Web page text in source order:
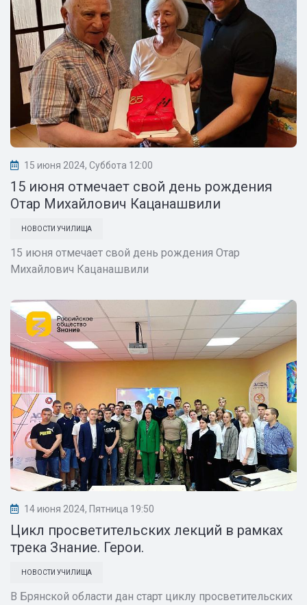
15 июня 2024, Суббота 12:00
15 июня отмечает свой день рождения
Отар Михайлович Кацанашвили
НОВОСТИ УЧИЛИЩА
15 июня отмечает свой день рождения Отар
Михайлович Кацанашвили
14 июня 2024, Пятница 19:50
Цикл просветительских лекций в рамках
трека Знание. Герои.
НОВОСТИ УЧИЛИЩА
В Брянской области дан старт циклу просветительских